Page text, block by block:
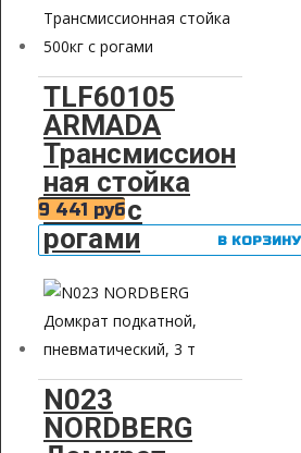
TLF60105
ARMADA
Трансмиссион
ная стойка
500кг с
рогами
9 441 руб
В КОРЗИНУ
N023
NORDBERG